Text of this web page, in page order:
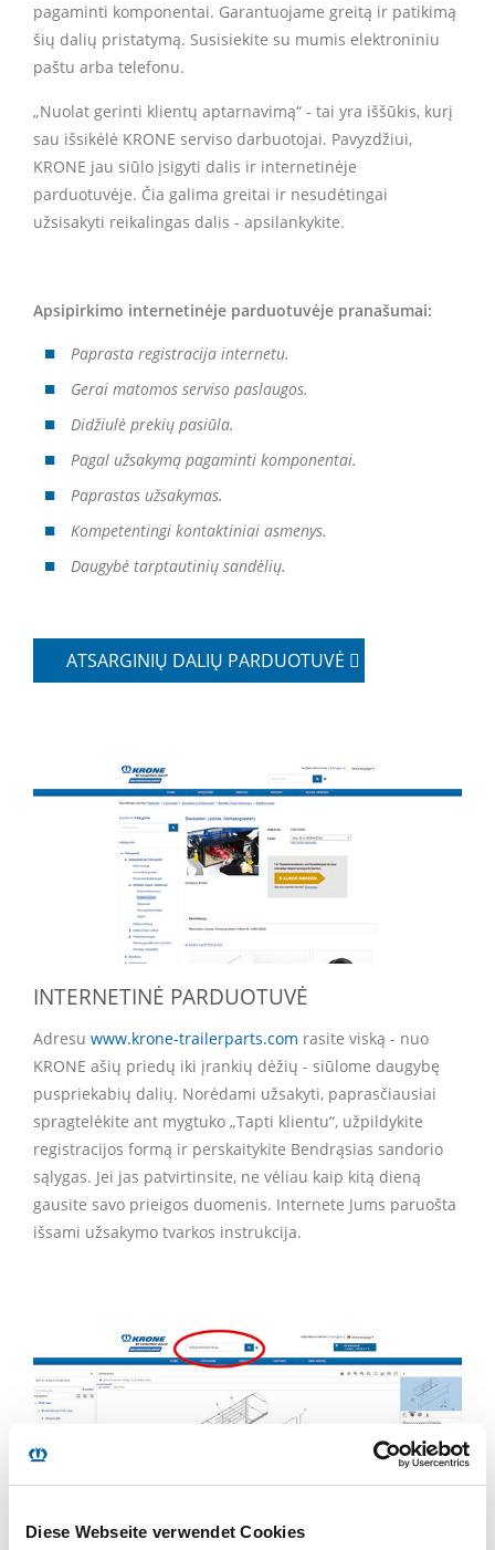
Diese Webseite verwendet Cookies
pagaminti komponentai. Garantuojame greitą ir patikimą
šių dalių pristatymą. Susisiekite su mumis elektroniniu
paštu arba telefonu.
„Nuolat gerinti klientų aptarnavimą“ - tai yra iššūkis, kurį
sau išsikėlė KRONE serviso darbuotojai. Pavyzdžiui,
KRONE jau siūlo įsigyti dalis ir internetinėje
parduotuvėje. Čia galima greitai ir nesudėtingai
užsisakyti reikalingas dalis - apsilankykite.
Apsipirkimo internetinėje parduotuvėje pranašumai:
Paprasta registracija internetu.
Gerai matomos serviso paslaugos.
Didžiulė prekių pasiūla.
Pagal užsakymą pagaminti komponentai.
Paprastas užsakymas.
Kompetentingi kontaktiniai asmenys.
Daugybė tarptautinių sandėlių.
ATSARGINIŲ DALIŲ PARDUOTUVĖ
INTERNETINĖ PARDUOTUVĖ
Adresu www.krone-trailerparts.com rasite viską - nuo
KRONE ašių priedų iki įrankių dėžių - siūlome daugybę
puspriekabių dalių. Norėdami užsakyti, paprasčiausiai
spragtelėkite ant mygtuko „Tapti klientu“, užpildykite
registracijos formą ir perskaitykite Bendrąsias sandorio
sąlygas. Jei jas patvirtinsite, ne vėliau kaip kitą dieną
gausite savo prieigos duomenis. Internete Jums paruošta
išsami užsakymo tvarkos instrukcija.